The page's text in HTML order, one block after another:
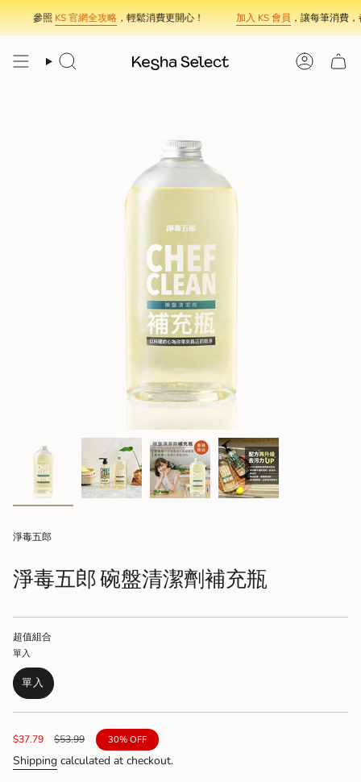
Skip
to
content
參照KS 官網全攻略，輕鬆消費更開心！ 加入 KS 會員，讓每筆消費，
Search Account
淨毒五郎
淨毒五郎 碗盤清潔劑補充瓶
超值組合
單入
單入
VARIANT
SOLD
OR
UNAVAILABLE
Sale
$37.79
Regular
$53.99 30% OFF
Shipping calculated at checkout.